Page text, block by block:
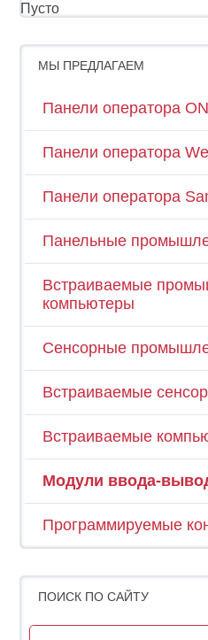
Пусто
МЫ ПРЕДЛАГАЕМ
Панели оператора
Панели оператора
Панели оператора
Панельные
Встраиваемые
компьютеры
Сенсорные
Встраиваемые
Встраиваемые
Модули ввода-
Программируемые
ПОИСК ПО САЙТУ